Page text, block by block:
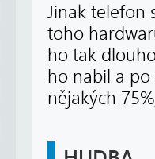
Jinak telefon
toho
ho tak
ho nabil a po
nějakých